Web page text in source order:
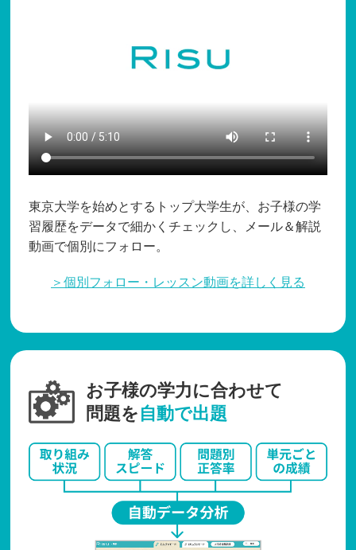
東京大学を始めとするトップ大学生が、お子様の学
習履歴をデータで細かくチェックし、メール＆解説
動画で個別にフォロー。
＞個別フォロー・レッスン動画を詳しく見る
お子様の学力に合わせて
問題を 自動で出題